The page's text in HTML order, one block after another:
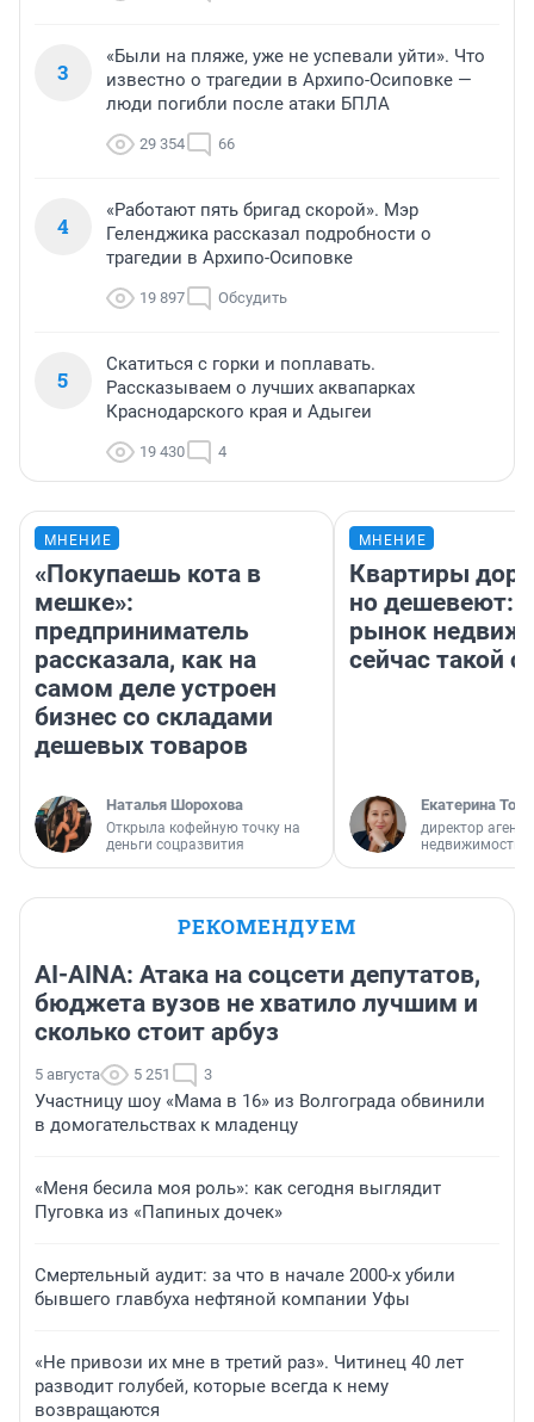
3
«Были на пляже, уже не успевали уйти». Что
известно о трагедии в Архипо-Осиповке —
люди погибли после атаки БПЛА
29 354 66
4
«Работают пять бригад скорой». Мэр
Геленджика рассказал подробности о
трагедии в Архипо-Осиповке
19 897 Обсудить
5
Скатиться с горки и поплавать.
Рассказываем о лучших аквапарках
Краснодарского края и Адыгеи
19 430 4
МНЕНИЕ
«Покупаешь кота в
мешке»:
предприниматель
рассказала, как на
самом деле устроен
бизнес со складами
дешевых товаров
Наталья Шорохова
Открыла кофейную точку на
деньги соцразвития
МНЕНИЕ
Квартиры
но дешевеют:
рынок
сейчас такой
Екатерина
директор
недвижимости
РЕКОМЕНДУЕМ
AI-AINA: Атака на соцсети депутатов,
бюджета вузов не хватило лучшим и
сколько стоит арбуз
5 августа 5 251 3
Участницу шоу «Мама в 16» из Волгограда обвинили
в домогательствах к младенцу
«Меня бесила моя роль»: как сегодня выглядит
Пуговка из «Папиных дочек»
Смертельный аудит: за что в начале 2000-х убили
бывшего главбуха нефтяной компании Уфы
«Не привози их мне в третий раз». Читинец 40 лет
разводит голубей, которые всегда к нему
возвращаются